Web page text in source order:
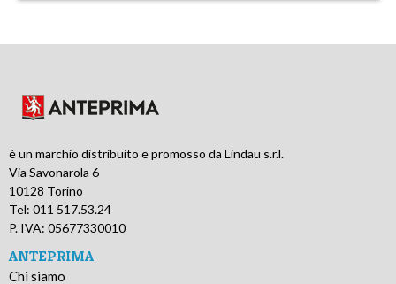
è un marchio distribuito e promosso da Lindau s.r.l.
Via Savonarola 6
10128 Torino
Tel: 011 517.53.24
P. IVA: 05677330010
ANTEPRIMA
Chi siamo